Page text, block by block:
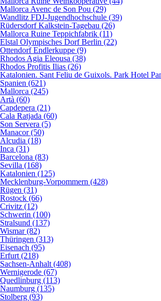
Mallorca Avenc de Son Pou (29)
Wandlitz FDJ-Jugendhochschule (39)
Rüdersdorf Kalkstein-Tagebau (26)
Mallorca Ruine Teppichfabrik (11)
Elstal Olympisches Dorf Berlin (22)
Ottendorf Endlerkuppe (9)
Rhodos Agia Eleousa (38)
Rhodos Profitis Ilias (26)
Katalonien. Sant Feliu de Guixols. Park Hotel
Spanien (621)
Mallorca (245)
Artà (60)
Capdepera (21)
Cala Ratjada (60)
Son Servera (5)
Manacor (50)
Alcudia (18)
Inca (31)
Barcelona (83)
Sevilla (168)
Katalonien (125)
Mecklenburg-Vorpommern (428)
Rügen (31)
Rostock (66)
Crivitz (12)
Schwerin (100)
Stralsund (137)
Wismar (82)
Thüringen (313)
Eisenach (95)
Erfurt (218)
Sachsen-Anhalt (408)
Wernigerode (67)
Quedlinburg (113)
Naumburg (135)
Stolberg (93)